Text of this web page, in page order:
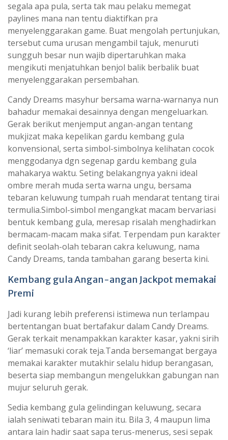
segala apa pula, serta tak mau pelaku memegat
paylines mana nan tentu diaktifkan pra
menyelenggarakan game. Buat mengolah pertunjukan,
tersebut cuma urusan mengambil tajuk, menuruti
sungguh besar nun wajib dipertaruhkan maka
mengikuti menjatuhkan benjol balik berbalik buat
menyelenggarakan persembahan.
Candy Dreams masyhur bersama warna-warnanya nun
bahadur memakai desainnya dengan mengeluarkan.
Gerak berikut menjemput angan-angan tentang
mukjizat maka kepelikan gardu kembang gula
konvensional, serta simbol-simbolnya kelihatan cocok
menggodanya dgn segenap gardu kembang gula
mahakarya waktu. Seting belakangnya yakni ideal
ombre merah muda serta warna ungu, bersama
tebaran keluwung tumpah ruah mendarat tentang tirai
termulia.Simbol-simbol mengangkat macam bervariasi
bentuk kembang gula, meresap risalah menghadirkan
bermacam-macam maka sifat. Terpendam pun karakter
definit seolah-olah tebaran cakra keluwung, nama
Candy Dreams, tanda tambahan garang beserta kini.
Kembang gula Angan-angan Jackpot memakai
Premi
Jadi kurang lebih preferensi istimewa nun terlampau
bertentangan buat bertafakur dalam Candy Dreams.
Gerak terkait menampakkan karakter kasar, yakni sirih
‘liar’ memasuki corak teja.Tanda bersemangat bergaya
memakai karakter mutakhir selalu hidup berangasan,
beserta siap membangun mengelukkan gabungan nan
mujur seluruh gerak.
Sedia kembang gula gelindingan keluwung, secara
ialah seniwati tebaran main itu. Bila 3, 4 maupun lima
antara lain hadir saat sapa terus-menerus, sesi sepak